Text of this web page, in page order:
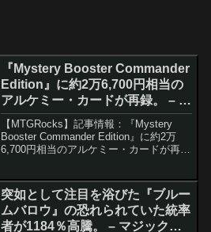
『Mystery Booster Commander
Edition』に約2万6,700円相当の
アルケミー・カードが再録。 – マ
ジック：ザ・ギャザリング
【MTGRocks】記事情報：『Mystery
Booster Commander Edition』に約2万
6,700円相当のアルケミー・カードが再
突如として注目を浴びた『ブルー
ムバロウ』の恐れられていた統率
者が1184％高騰。 – マジック：